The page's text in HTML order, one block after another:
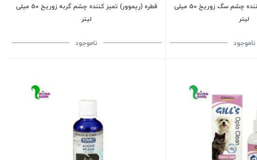
قطره (ریموور) تمیز کننده چشم سگ زوریخ 50 میلی
لیتر
ناموجود
قطره (ریموور) تمیز کننده چشم گربه زوریخ 50 میلی
لیتر
ناموجود